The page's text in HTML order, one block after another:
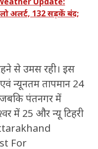
अलर्ट, 132 सड़कें बंद;
से उमस रही। इस
न्यूनतम तापमान 24
जबकि पंतनगर में
में 25 और न्यू टिहरी
For